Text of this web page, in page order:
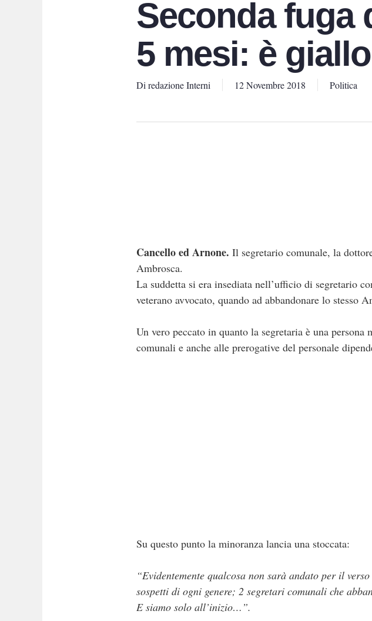
Seconda fuga
5 mesi: è giallo
Di redazione Interni 12 Novembre 2018 Politica
Cancello ed Arnone. Il segretario comunale, la
Ambrosca.
La suddetta si era insediata nell’ufficio di segretario
veterano avvocato, quando ad abbandonare lo stesso
Un vero peccato in quanto la segretaria è una
comunali e anche alle prerogative del personale
Su questo punto la minoranza lancia una stoccata:
“Evidentemente qualcosa non sarà andato per il
sospetti di ogni genere; 2 segretari comunali che
E siamo solo all’inizio…”.